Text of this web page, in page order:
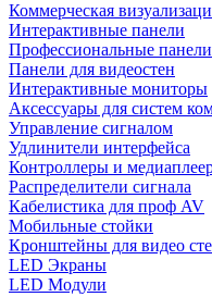
Коммерческая
Интерактивные панели
Профессиональные панели
Панели для видеостен
Интерактивные мониторы
Аксессуары для систем
Управление сигналом
Удлинители интерфейса
Контроллеры и
Распределители сигнала
Кабелистика для проф AV
Мобильные стойки
Кронштейны для видео
LED Экраны
LED Модули